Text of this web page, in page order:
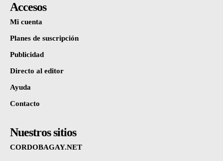
Accesos
Mi cuenta
Planes de suscripción
Publicidad
Directo al editor
Ayuda
Contacto
Nuestros sitios
CORDOBAGAY.NET